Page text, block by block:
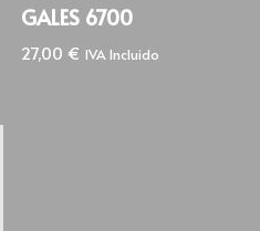
GALES 6700
27,00€ IVA Incluido